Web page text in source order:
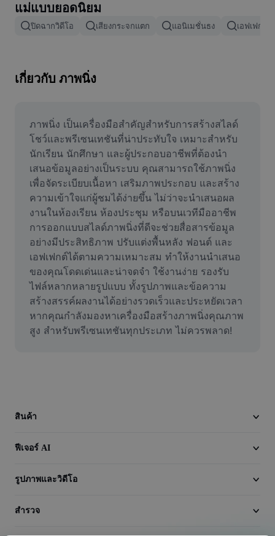
ผสานรูปภาพ
ปรับขนาดรูปภาพ
เครื่องมือสร้างมีม
AI Text Remover
AI People Remover
AI Inpainting
Face Cutout
วิดีโอ
ลบพื้นหลังวิดีโอ
ปรับปรุงคุณภาพ
แม่แบบยอดนิยม
ปิดฉากวิดีโอ เสียงกระจกแตก แอนิเมชั่นธง เอฟเฟกต์
เกี่ยวกับ ภาพนิ่ง
ภาพนิ่ง เป็นเครื่องมือสำคัญสำหรับการสร้างสไลด์
โชว์และพรีเซนเทชันที่น่าประทับใจ เหมาะสำหรับ
นักเรียน นักศึกษา และผู้ประกอบอาชีพที่ต้องนำ
เสนอข้อมูลอย่างเป็นระบบ คุณสามารถใช้ภาพนิ่ง
เพื่อจัดระเบียบเนื้อหา เสริมภาพประกอบ และสร้าง
ความเข้าใจแก่ผู้ชมได้ง่ายขึ้น ไม่ว่าจะนำเสนอผล
งานในห้องเรียน ห้องประชุม หรือบนเวทีมืออาชีพ
การออกแบบสไลด์ภาพนิ่งที่ดีจะช่วยสื่อสารข้อมูล
อย่างมีประสิทธิภาพ ปรับแต่งพื้นหลัง ฟอนต์ และ
เอฟเฟกต์ได้ตามความเหมาะสม ทำให้งานนำเสนอ
ของคุณโดดเด่นและน่าจดจำ ใช้งานง่าย รองรับ
ไฟล์หลากหลายรูปแบบ ทั้งรูปภาพและข้อความ
สร้างสรรค์ผลงานได้อย่างรวดเร็วและประหยัดเวลา
หากคุณกำลังมองหาเครื่องมือสร้างภาพนิ่งคุณภาพ
สูง สำหรับพรีเซนเทชันทุกประเภท ไม่ควรพลาด!
สินค้า
ฟีเจอร์ AI
รูปภาพและวิดีโอ
สำรวจ